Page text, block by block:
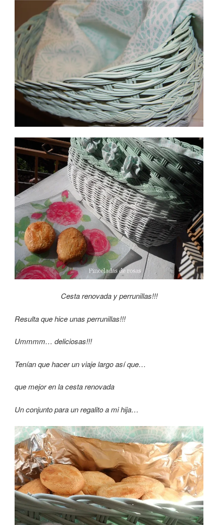
Cesta renovada y perrunillas!!!
Resulta que hice unas perrunillas!!!
Ummmm… deliciosas!!!
Tenían que hacer un viaje largo así que…
que mejor en la cesta renovada
Un conjunto para un regalito a mi hija…